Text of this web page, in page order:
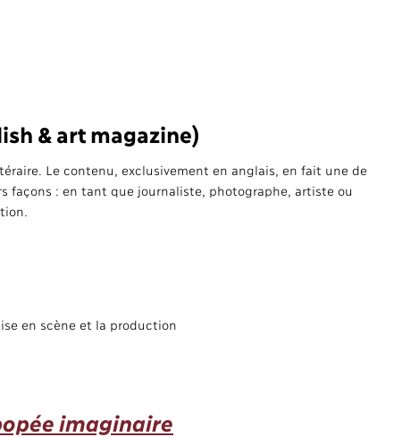
& art magazine)
Le contenu, exclusivement en anglais, en fait une de
façons : en tant que journaliste, photographe, artiste ou
en scène et la production
imaginaire